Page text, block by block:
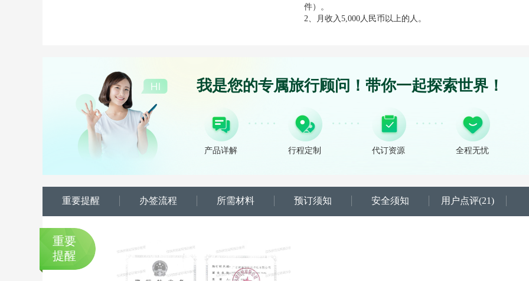
件）。
2、月收入5,000人民币以上的人。
我是您的专属旅行顾问！带你一起探索世界！
产品详解 行程定制 代订资源 全程无忧
重要提醒 办签流程 所需材料 预订须知 安全须知 用户点评(21)
重要
提醒